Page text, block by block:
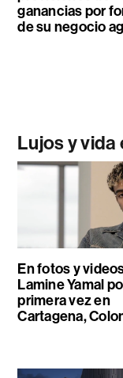
ganancias por
de su negocio
Lujos y vida
En fotos y
Lamine Yamal
primera vez en
Cartagena,